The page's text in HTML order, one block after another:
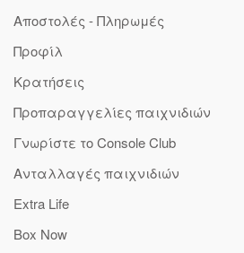
Αποστολές - Πληρωμές
Προφίλ
Κρατήσεις
Προπαραγγελίες παιχνιδιών
Γνωρίστε το Console Club
Ανταλλαγές παιχνιδιών
Extra Life
Box Now